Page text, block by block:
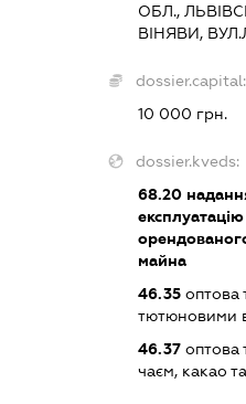
ОБЛ.,
ВІНЯВИ,
dossier.capital:
10 000 грн.
dossier.kveds:
68.20
майна
46.35 оптова
тютюновими
46.37 оптова
чаєм, какао